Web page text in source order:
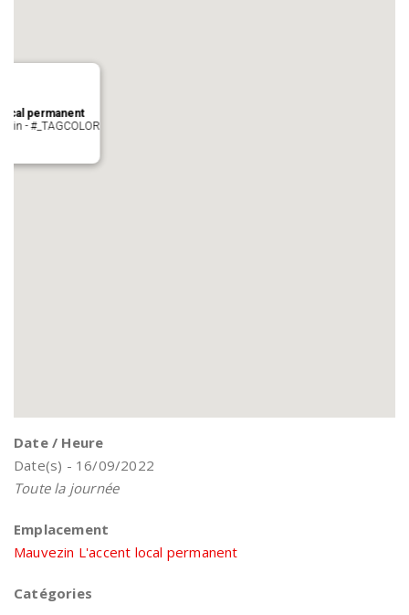
permanent
- #_TAGCOLOR
Date / Heure
Date(s) - 16/09/2022
Toute la journée
Emplacement
Mauvezin L'accent local permanent
Catégories